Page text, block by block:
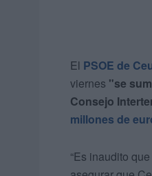
El PSOE de
viernes "se
Consejo
millones de
“Es inaudito